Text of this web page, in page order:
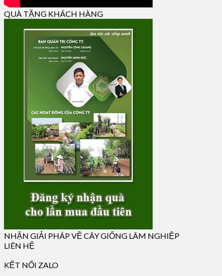
QUÀ TẶNG KHÁCH HÀNG
NHẬN GIẢI PHÁP VỀ CÂY GIỐNG LÂM NGHIỆP
LIÊN HỆ
KẾT NỐI ZALO